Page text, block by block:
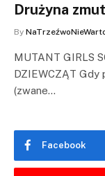
Drużyna
By
MUTANT GIRLS
DZIEWCZĄT Gdy
(zwane…
Facebook